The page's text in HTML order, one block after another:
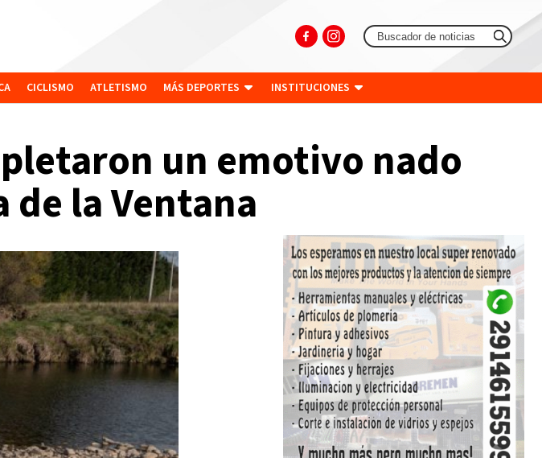
CICLISMO ATLETISMO MÁS DEPORTES INSTITUCIONES
un emotivo nado
la Ventana